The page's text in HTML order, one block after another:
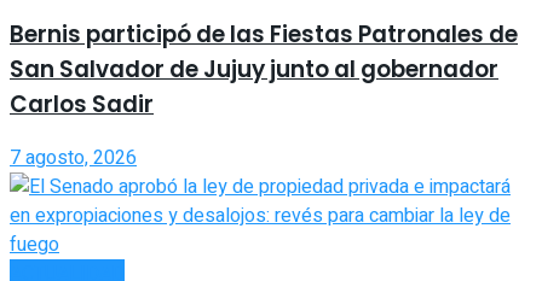
Bernis participó de las Fiestas Patronales de
San Salvador de Jujuy junto al gobernador
Carlos Sadir
7 agosto, 2026